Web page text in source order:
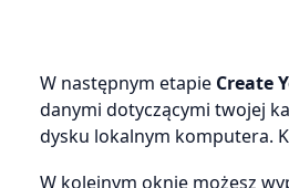
W następnym etapie Create
danymi dotyczącymi twojej
dysku lokalnym komputera.
W kolejnym oknie możesz